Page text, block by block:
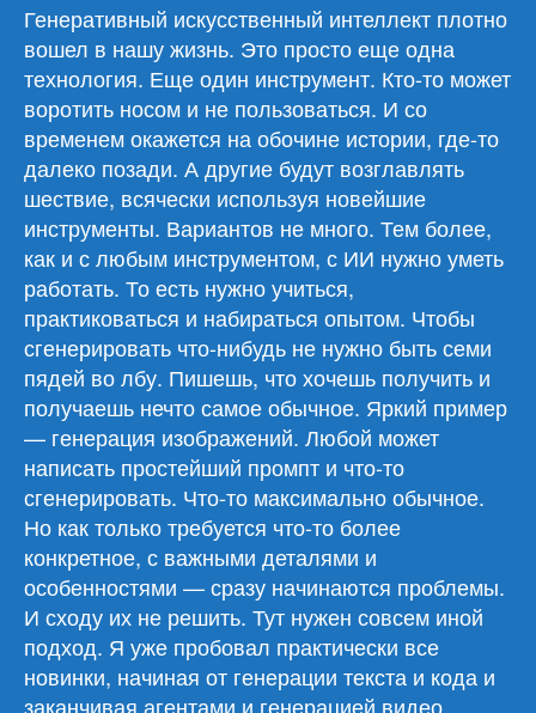
06.05.26
Генеративный искусственный интеллект плотно
вошел в нашу жизнь. Это просто еще одна
технология. Еще один инструмент. Кто-то может
воротить носом и не пользоваться. И со
временем окажется на обочине истории, где-то
далеко позади. А другие будут возглавлять
шествие, всячески используя новейшие
инструменты. Вариантов не много. Тем более,
как и с любым инструментом, с ИИ нужно уметь
работать. То есть нужно учиться,
практиковаться и набираться опытом. Чтобы
сгенерировать что-нибудь не нужно быть семи
пядей во лбу. Пишешь, что хочешь получить и
получаешь нечто самое обычное. Яркий пример
— генерация изображений. Любой может
написать простейший промпт и что-то
сгенерировать. Что-то максимально обычное.
Но как только требуется что-то более
конкретное, с важными деталями и
особенностями — сразу начинаются проблемы.
И сходу их не решить. Тут нужен совсем иной
подход. Я уже пробовал практически все
новинки, начиная от генерации текста и кода и
заканчивая агентами и генерацией видео.